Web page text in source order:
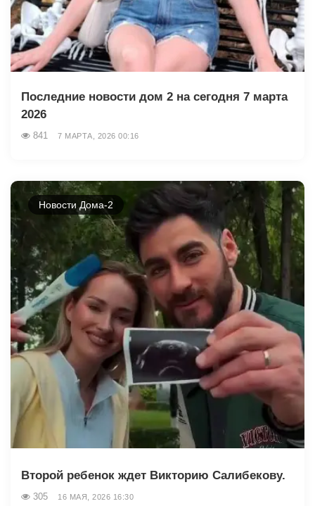
Последние новости дом 2 на сегодня 7 марта
2026
841 7 МАРТА, 2026 00:16
Новости Дома-2
Второй ребенок ждет Викторию Салибекову.
305 16 МАЯ, 2026 16:30